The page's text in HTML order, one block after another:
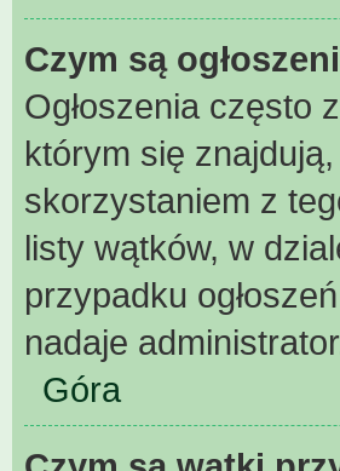
Czym są
Ogłoszenia często
którym się
skorzystaniem z
listy wątków, w
przypadku
nadaje
Góra